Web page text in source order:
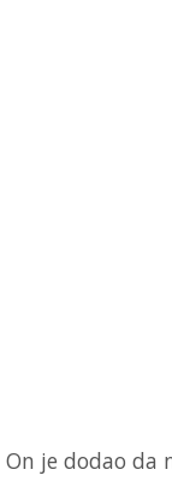
On je dodao da